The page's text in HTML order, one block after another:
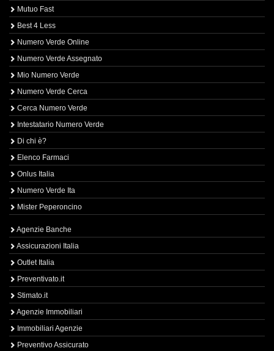
Mutuo Fast
Best 4 Less
Numero Verde Online
Numero Verde Assegnato
Mio Numero Verde
Numero Verde Cerca
Cerca Numero Verde
Intestatario Numero Verde
Di chi è?
Elenco Farmaci
Onlus Italia
Numero Verde Ita
Mister Peperoncino
Agenzie Banche
Assicurazioni Italia
Outlet Italia
Preventivato.it
Stimato.it
Agenzie Immobiliari
Immobiliari Agenzie
Preventivo Assicurato